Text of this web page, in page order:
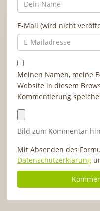
E-Mail (wird nicht
Meinen Namen, meine
Website in diesem
Kommentierung
Bild zum Kommentar
Mit Absenden des
Datenschutzerklärung